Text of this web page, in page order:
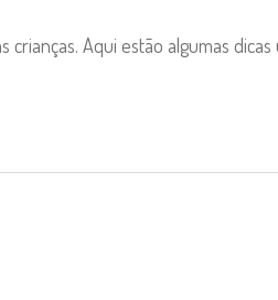
Aqui estão algumas